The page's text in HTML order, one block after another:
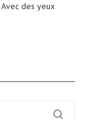
Avec des yeux